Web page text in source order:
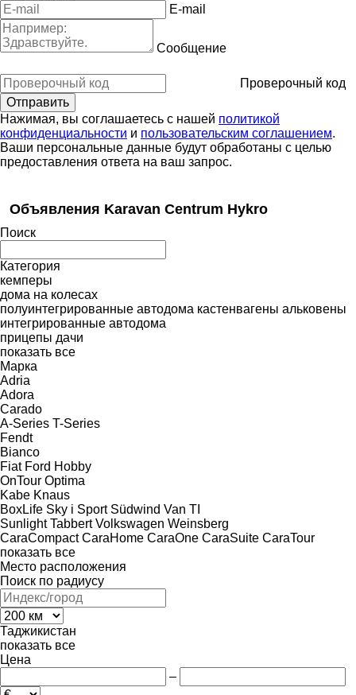
E-mail
Сообщение
Проверочный код
Нажимая, вы соглашаетесь с нашей политикой
конфиденциальности и пользовательским соглашением.
Ваши персональные данные будут обработаны с целью
предоставления ответа на ваш запрос.
Объявления Karavan Centrum Hykro
Поиск
Категория
кемперы
дома на колесах
полуинтегрированные автодома кастенвагены альковены
интегрированные автодома
прицепы дачи
показать все
Марка
Adria
Adora
Carado
A-Series T-Series
Fendt
Bianco
Fiat Ford Hobby
OnTour Optima
Kabe Knaus
BoxLife Sky i Sport Südwind Van TI
Sunlight Tabbert Volkswagen Weinsberg
CaraCompact CaraHome CaraOne CaraSuite CaraTour
показать все
Место расположения
Поиск по радиусу
Таджикистан
показать все
Цена
–